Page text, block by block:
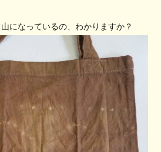
山になっているの、わかりますか？